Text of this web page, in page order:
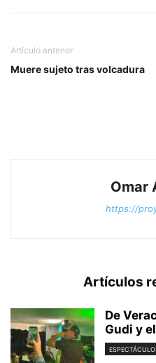
Artículo anterior
Muere sujeto tras volcadura
Omar
https://
Artículos
De
Gudi y